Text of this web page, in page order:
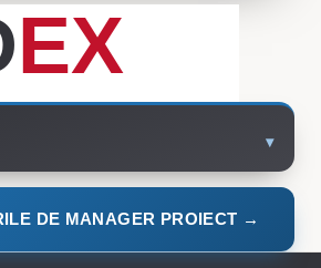
EX
DE MANAGER PROIECT →